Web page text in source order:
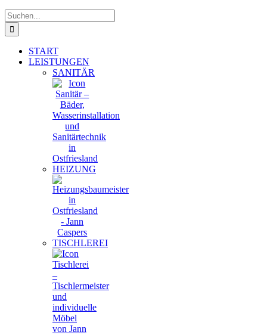
Suche
nach:
START
LEISTUNGEN
SANITÄR
HEIZUNG
TISCHLEREI